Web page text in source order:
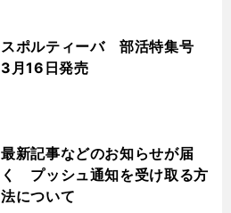
スポルティーバ 部活特集号
3月16日発売
最新記事などのお知らせが届
く プッシュ通知を受け取る方
法について